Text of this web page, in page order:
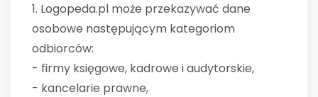
1. Logopeda.pl może przekazywać dane
osobowe następującym kategoriom
odbiorców:
- firmy księgowe, kadrowe i audytorskie,
- kancelarie prawne,